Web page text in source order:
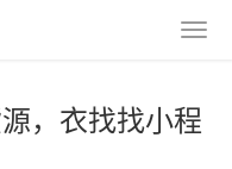
，衣找找小程